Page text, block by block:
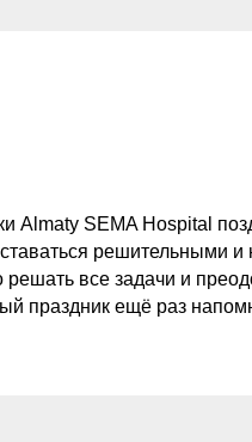
Almaty SEMA Hospital
решительными и
решать все задачи и
праздник ещё раз